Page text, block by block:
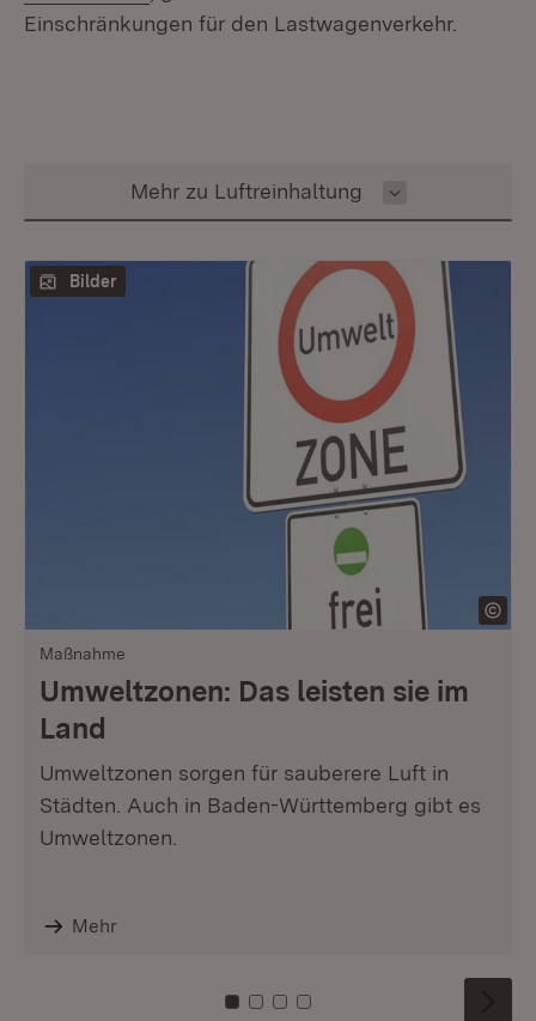
Einschränkungen für den Lastwagenverkehr.
Inhalt auswählen
Mehr zu Luftreinhaltung
Bilder
Maßnahme
Umweltzonen: Das leisten sie im
Land
Umweltzonen sorgen für sauberere Luft in
Städten. Auch in Baden-Württemberg gibt es
Umweltzonen.
Mehr
Zu Kachel: 0
Zu Kachel: 1
Zu Kachel: 2
Zu Kachel: 3